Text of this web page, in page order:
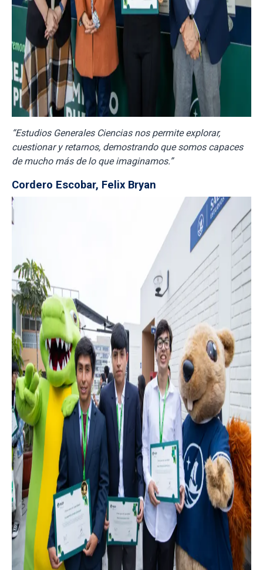
“Estudios Generales Ciencias nos permite explorar,
cuestionar y retarnos, demostrando que somos capaces
de mucho más de lo que imaginamos.”
Cordero Escobar, Felix Bryan